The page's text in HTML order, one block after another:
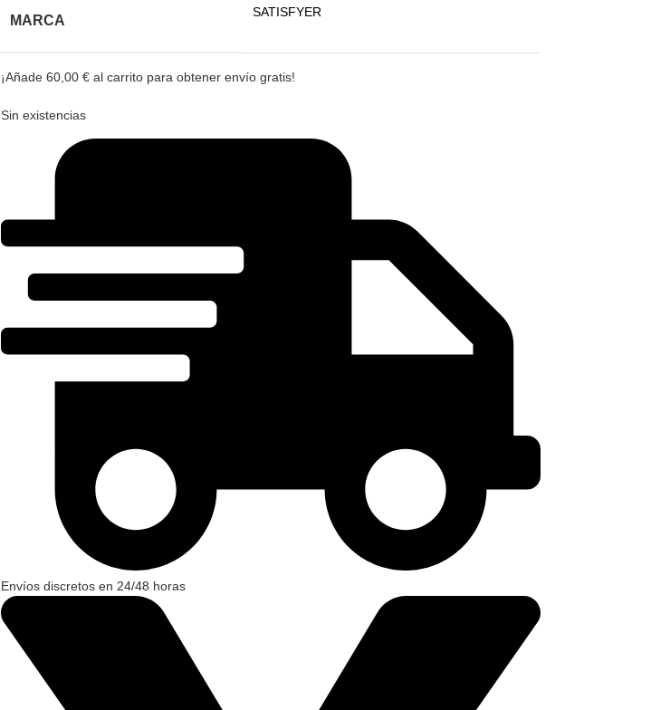
MARCA
SATISFYER
¡Añade 60,00 €al carrito para obtener envío gratis!
Sin existencias
Envíos discretos en 24/48 horas